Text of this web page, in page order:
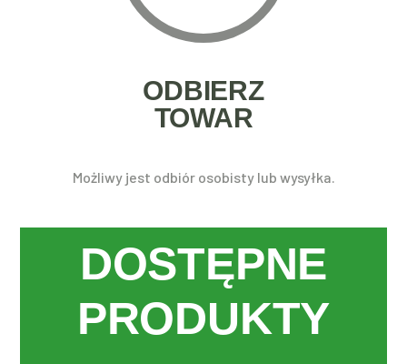
ODBIERZ
TOWAR
Możliwy jest odbiór osobisty lub wysyłka.
DOSTĘPNE
PRODUKTY